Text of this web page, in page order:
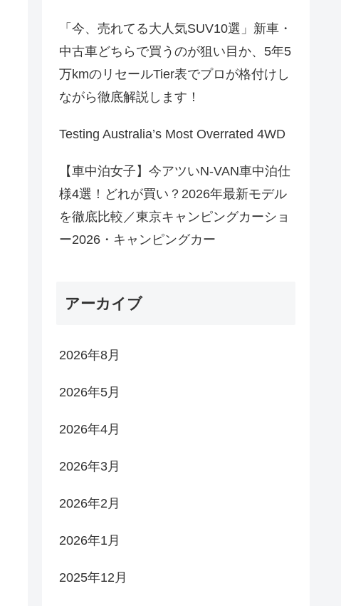
「今、売れてる大人気SUV10選」新車・
中古車どちらで買うのが狙い目か、5年5
万kmのリセールTier表でプロが格付けし
ながら徹底解説します！
Testing Australia’s Most Overrated 4WD
【車中泊女子】今アツいN-VAN車中泊仕
様4選！どれが買い？2026年最新モデル
を徹底比較／東京キャンピングカーショ
ー2026・キャンピングカー
アーカイブ
2026年8月
2026年5月
2026年4月
2026年3月
2026年2月
2026年1月
2025年12月